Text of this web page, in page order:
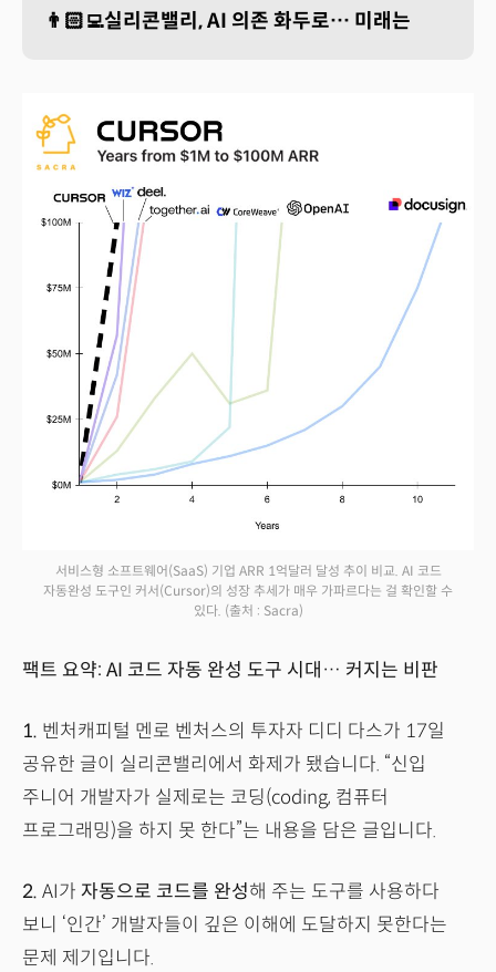
👨🏻‍💻실리콘밸리, AI 의존 화두로… 미래는
서비스형 소프트웨어(SaaS) 기업 ARR 1억달러 달성 추이 비교. AI 코드
자동완성 도구인 커서(Cursor)의 성장 추세가 매우 가파르다는 걸 확인할 수
있다. (출처 : Sacra)
팩트 요약: AI 코드 자동 완성 도구 시대… 커지는 비판
1. 벤처캐피털 멘로 벤처스의 투자자 디디 다스가 17일
공유한 글이 실리콘밸리에서 화제가 됐습니다. “신입
주니어 개발자가 실제로는 코딩(coding, 컴퓨터
프로그래밍)을 하지 못 한다”는 내용을 담은 글입니다.
2. AI가 자동으로 코드를 완성해 주는 도구를 사용하다
보니 ‘인간’ 개발자들이 깊은 이해에 도달하지 못한다는
문제 제기입니다.